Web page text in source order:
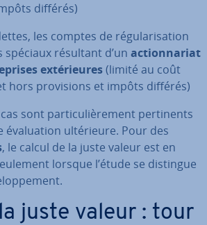
différés)
les comptes de ré­gu­la­ri­sa­tion
spéciaux résultant d’un ac­tion­na­riat
ex­té­rieures(limité au coût
hors pro­vi­sions et impôts différés)
sont par­ti­cu­liè­re­ment per­ti­nents
éva­lua­tion ul­té­rieure. Pour des
, le calcul de la juste valeur est en
lorsque l’étude se distingue
juste valeur : tour